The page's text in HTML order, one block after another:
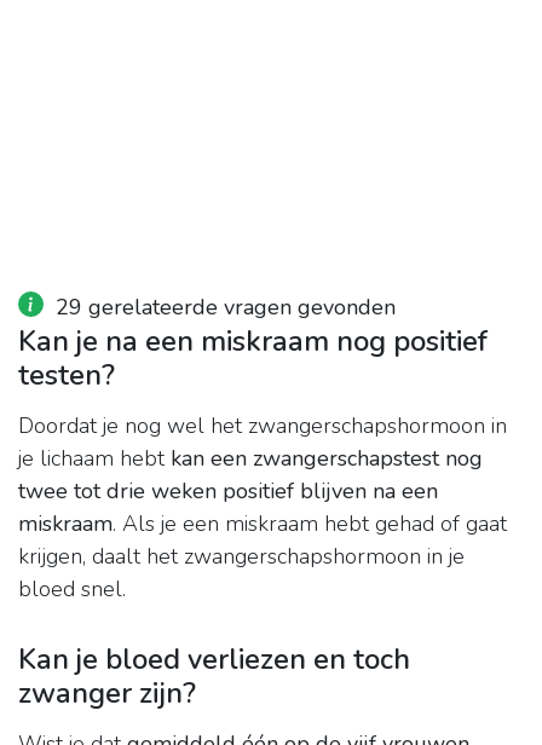
29 gerelateerde vragen gevonden
Kan je na een miskraam nog positief
testen?
Doordat je nog wel het zwangerschapshormoon in
je lichaam hebt kan een zwangerschapstest nog
twee tot drie weken positief blijven na een
miskraam. Als je een miskraam hebt gehad of gaat
krijgen, daalt het zwangerschapshormoon in je
bloed snel.
Kan je bloed verliezen en toch
zwanger zijn?